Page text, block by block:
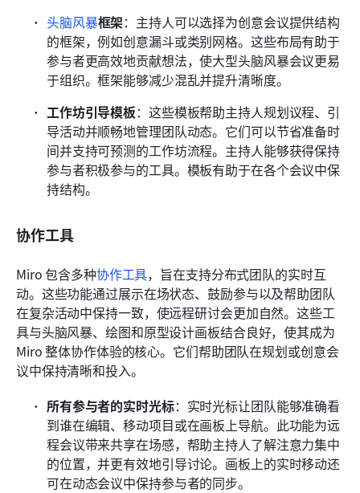
头脑风暴框架：主持人可以选择为创意会议提供结构
的框架，例如创意漏斗或类别网格。这些布局有助于
参与者更高效地贡献想法，使大型头脑风暴会议更易
于组织。框架能够减少混乱并提升清晰度。
工作坊引导模板：这些模板帮助主持人规划议程、引
导活动并顺畅地管理团队动态。它们可以节省准备时
间并支持可预测的工作坊流程。主持人能够获得保持
参与者积极参与的工具。模板有助于在各个会议中保
持结构。
协作工具
Miro 包含多种协作工具，旨在支持分布式团队的实时互
动。这些功能通过展示在场状态、鼓励参与以及帮助团队
在复杂活动中保持一致，使远程研讨会更加自然。这些工
具与头脑风暴、绘图和原型设计画板结合良好，使其成为
Miro 整体协作体验的核心。它们帮助团队在规划或创意会
议中保持清晰和投入。
所有参与者的实时光标：实时光标让团队能够准确看
到谁在编辑、移动项目或在画板上导航。此功能为远
程会议带来共享在场感，帮助主持人了解注意力集中
的位置，并更有效地引导讨论。画板上的实时移动还
可在动态会议中保持参与者的同步。